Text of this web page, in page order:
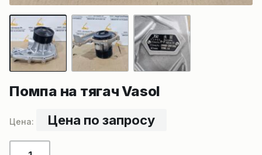
Помпа на тягач Vasol
Цена по запросу